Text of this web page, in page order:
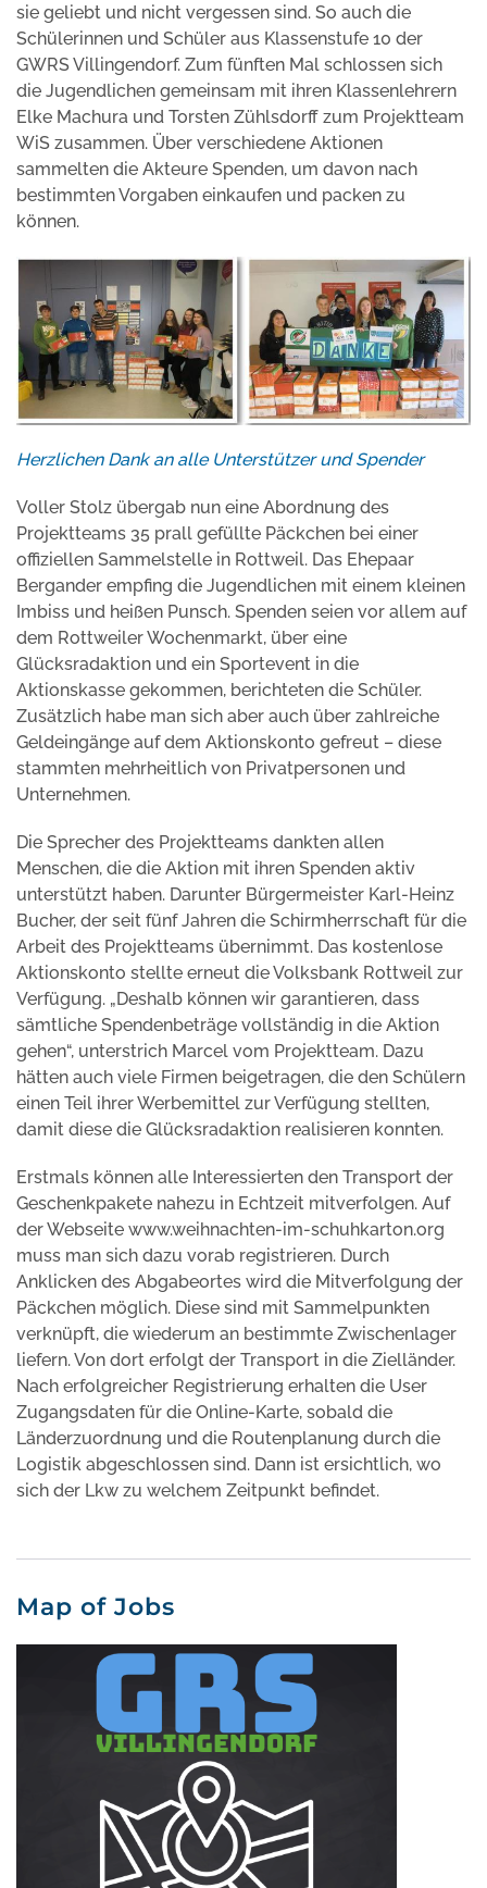
sie geliebt und nicht vergessen sind. So auch die
Schülerinnen und Schüler aus Klassenstufe 10 der
GWRS Villingendorf. Zum fünften Mal schlossen sich
die Jugendlichen gemeinsam mit ihren Klassenlehrern
Elke Machura und Torsten Zühlsdorff zum Projektteam
WiS zusammen. Über verschiedene Aktionen
sammelten die Akteure Spenden, um davon nach
bestimmten Vorgaben einkaufen und packen zu
können.
Herzlichen Dank an alle Unterstützer und Spender
Voller Stolz übergab nun eine Abordnung des
Projektteams 35 prall gefüllte Päckchen bei einer
offiziellen Sammelstelle in Rottweil. Das Ehepaar
Bergander empfing die Jugendlichen mit einem kleinen
Imbiss und heißen Punsch. Spenden seien vor allem auf
dem Rottweiler Wochenmarkt, über eine
Glücksradaktion und ein Sportevent in die
Aktionskasse gekommen, berichteten die Schüler.
Zusätzlich habe man sich aber auch über zahlreiche
Geldeingänge auf dem Aktionskonto gefreut – diese
stammten mehrheitlich von Privatpersonen und
Unternehmen.
Die Sprecher des Projektteams dankten allen
Menschen, die die Aktion mit ihren Spenden aktiv
unterstützt haben. Darunter Bürgermeister Karl-Heinz
Bucher, der seit fünf Jahren die Schirmherrschaft für die
Arbeit des Projektteams übernimmt. Das kostenlose
Aktionskonto stellte erneut die Volksbank Rottweil zur
Verfügung. „Deshalb können wir garantieren, dass
sämtliche Spendenbeträge vollständig in die Aktion
gehen“, unterstrich Marcel vom Projektteam. Dazu
hätten auch viele Firmen beigetragen, die den Schülern
einen Teil ihrer Werbemittel zur Verfügung stellten,
damit diese die Glücksradaktion realisieren konnten.
Erstmals können alle Interessierten den Transport der
Geschenkpakete nahezu in Echtzeit mitverfolgen. Auf
der Webseite www.weihnachten-im-schuhkarton.org
muss man sich dazu vorab registrieren. Durch
Anklicken des Abgabeortes wird die Mitverfolgung der
Päckchen möglich. Diese sind mit Sammelpunkten
verknüpft, die wiederum an bestimmte Zwischenlager
liefern. Von dort erfolgt der Transport in die Zielländer.
Nach erfolgreicher Registrierung erhalten die User
Zugangsdaten für die Online-Karte, sobald die
Länderzuordnung und die Routenplanung durch die
Logistik abgeschlossen sind. Dann ist ersichtlich, wo
sich der Lkw zu welchem Zeitpunkt befindet.
Map of Jobs